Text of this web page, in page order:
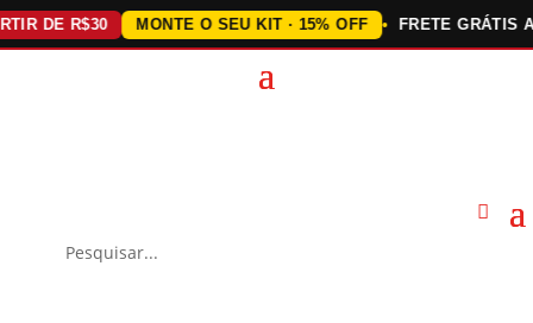
R$30 MONTE O SEU KIT · 15% OFF FRETE GRÁTIS